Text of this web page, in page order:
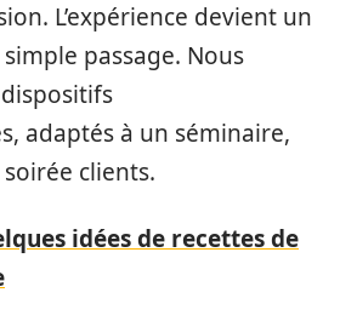
L’expérience devient un
passage. Nous
adaptés à un séminaire,
clients.
idées de recettes de